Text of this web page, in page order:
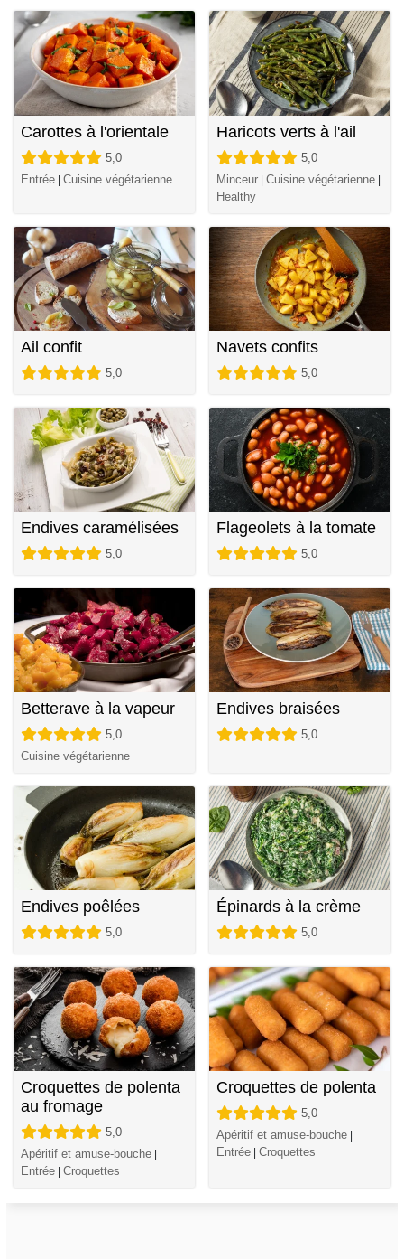
Carottes à l'orientale
5,0
Entrée | Cuisine végétarienne
Haricots verts à l'ail
5,0
Minceur | Cuisine végétarienne |
Healthy
Ail confit
5,0
Navets confits
5,0
Endives caramélisées
5,0
Flageolets à la tomate
5,0
Betterave à la vapeur
5,0
Cuisine végétarienne
Endives braisées
5,0
Endives poêlées
5,0
Épinards à la crème
5,0
Croquettes de polenta
au fromage
5,0
Apéritif et amuse-bouche |
Entrée | Croquettes
Croquettes de polenta
5,0
Apéritif et amuse-bouche |
Entrée | Croquettes